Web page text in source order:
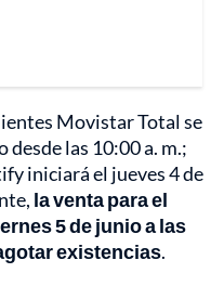
Movistar Total se
las 10:00 a. m.;
iniciará el jueves 4 de
la venta para el
5 de junio a las
existencias.